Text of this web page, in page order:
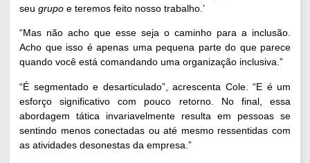
seu grupo e teremos feito nosso trabalho.’
“Mas não acho que esse seja o caminho para a inclusão.
Acho que isso é apenas uma pequena parte do que parece
quando você está comandando uma organização inclusiva.”
“É segmentado e desarticulado”, acrescenta Cole. “E é um
esforço significativo com pouco retorno. No final, essa
abordagem tática invariavelmente resulta em pessoas se
sentindo menos conectadas ou até mesmo ressentidas com
as atividades desonestas da empresa.”